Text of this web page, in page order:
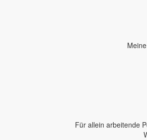
Für allein arbeitende